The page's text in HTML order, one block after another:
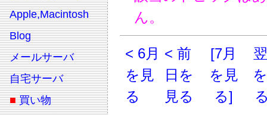
Apple,Macintosh
Blog
メールサーバ
自宅サーバ
■ 買い物
ん。
< 6月
を見
る
< 前
日を
見る
[7月
を見
る]